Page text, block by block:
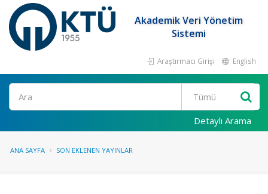
Akademik Veri Yönetim
Sistemi
Araştırmacı Girişi English
Ara
Detaylı Arama
ANA SAYFA SON EKLENEN YAYINLAR